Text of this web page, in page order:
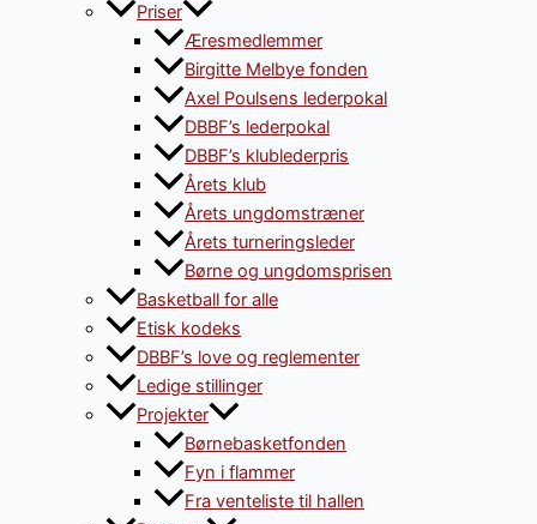
Priser
Æresmedlemmer
Birgitte Melbye fonden
Axel Poulsens lederpokal
DBBF’s lederpokal
DBBF’s klublederpris
Årets klub
Årets ungdomstræner
Årets turneringsleder
Børne og ungdomsprisen
Basketball for alle
Etisk kodeks
DBBF’s love og reglementer
Ledige stillinger
Projekter
Børnebasketfonden
Fyn i flammer
Fra venteliste til hallen